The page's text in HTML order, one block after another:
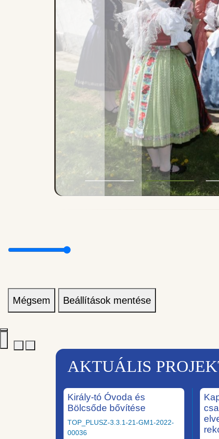
Mégsem Beállítások mentése
AKTUÁLIS
Király-tó Óvoda és
Bölcsőde bővítése
TOP_PLUSZ-3.3.1-21-GM1-2022-
00036